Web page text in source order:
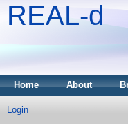
REAL-d
Home About
Login